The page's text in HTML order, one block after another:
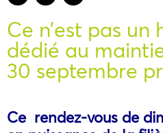
Ce n’est pas
dédié au
30 septembre
Ce rendez-vous de